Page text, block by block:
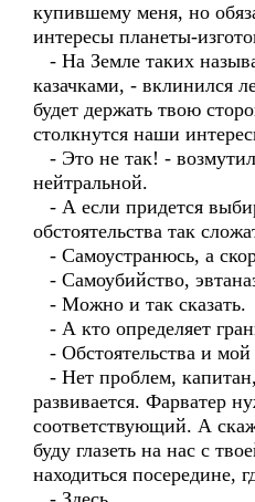
купившему меня, но
интересы планеты-
- На Земле таких
казачками, - вклинился
будет держать твою
столкнутся наши
- Это не так! -
нейтральной.
- А если придется
обстоятельства так
- Самоустранюсь, а
- Самоубийство,
- Можно и так сказать.
- А кто определяет
- Обстоятельства и мой
- Нет проблем,
развивается. Фарватер
соответствующий. А
буду глазеть на нас с
находиться посередине,